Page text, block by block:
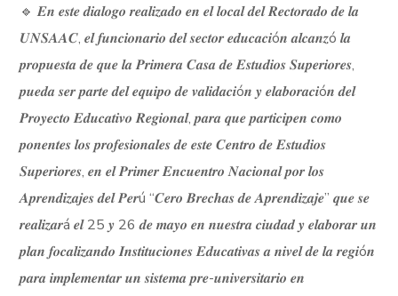
🔹 𝑬𝒏 𝒆𝒔𝒕𝒆 𝒅𝒊𝒂𝒍𝒐𝒈𝒐 𝒓𝒆𝒂𝒍𝒊𝒛𝒂𝒅𝒐 𝒆𝒏 𝒆𝒍 𝒍𝒐𝒄𝒂𝒍 𝒅𝒆𝒍 𝑹𝒆𝒄𝒕𝒐𝒓𝒂𝒅𝒐 𝒅𝒆 𝒍𝒂
𝑼𝑵𝑺𝑨𝑨𝑪, 𝒆𝒍 𝒇𝒖𝒏𝒄𝒊𝒐𝒏𝒂𝒓𝒊𝒐 𝒅𝒆𝒍 𝒔𝒆𝒄𝒕𝒐𝒓 𝒆𝒅𝒖𝒄𝒂𝒄𝒊ó𝒏 𝒂𝒍𝒄𝒂𝒏𝒛ó 𝒍𝒂
𝒑𝒓𝒐𝒑𝒖𝒆𝒔𝒕𝒂 𝒅𝒆 𝒒𝒖𝒆 𝒍𝒂 𝑷𝒓𝒊𝒎𝒆𝒓𝒂 𝑪𝒂𝒔𝒂 𝒅𝒆 𝑬𝒔𝒕𝒖𝒅𝒊𝒐𝒔 𝑺𝒖𝒑𝒆𝒓𝒊𝒐𝒓𝒆𝒔,
𝒑𝒖𝒆𝒅𝒂 𝒔𝒆𝒓 𝒑𝒂𝒓𝒕𝒆 𝒅𝒆𝒍 𝒆𝒒𝒖𝒊𝒑𝒐 𝒅𝒆 𝒗𝒂𝒍𝒊𝒅𝒂𝒄𝒊ó𝒏 𝒚 𝒆𝒍𝒂𝒃𝒐𝒓𝒂𝒄𝒊ó𝒏 𝒅𝒆𝒍
𝑷𝒓𝒐𝒚𝒆𝒄𝒕𝒐 𝑬𝒅𝒖𝒄𝒂𝒕𝒊𝒗𝒐 𝑹𝒆𝒈𝒊𝒐𝒏𝒂𝒍, 𝒑𝒂𝒓𝒂 𝒒𝒖𝒆 𝒑𝒂𝒓𝒕𝒊𝒄𝒊𝒑𝒆𝒏 𝒄𝒐𝒎𝒐
𝒑𝒐𝒏𝒆𝒏𝒕𝒆𝒔 𝒍𝒐𝒔 𝒑𝒓𝒐𝒇𝒆𝒔𝒊𝒐𝒏𝒂𝒍𝒆𝒔 𝒅𝒆 𝒆𝒔𝒕𝒆 𝑪𝒆𝒏𝒕𝒓𝒐 𝒅𝒆 𝑬𝒔𝒕𝒖𝒅𝒊𝒐𝒔
𝑺𝒖𝒑𝒆𝒓𝒊𝒐𝒓𝒆𝒔, 𝒆𝒏 𝒆𝒍 𝑷𝒓𝒊𝒎𝒆𝒓 𝑬𝒏𝒄𝒖𝒆𝒏𝒕𝒓𝒐 𝑵𝒂𝒄𝒊𝒐𝒏𝒂𝒍 𝒑𝒐𝒓 𝒍𝒐𝒔
𝑨𝒑𝒓𝒆𝒏𝒅𝒊𝒛𝒂𝒋𝒆𝒔 𝒅𝒆𝒍 𝑷𝒆𝒓ú “𝑪𝒆𝒓𝒐 𝑩𝒓𝒆𝒄𝒉𝒂𝒔 𝒅𝒆 𝑨𝒑𝒓𝒆𝒏𝒅𝒊𝒛𝒂𝒋𝒆” 𝒒𝒖𝒆 𝒔𝒆
𝒓𝒆𝒂𝒍𝒊𝒛𝒂𝒓á 𝒆𝒍 25 𝒚 26 𝒅𝒆 𝒎𝒂𝒚𝒐 𝒆𝒏 𝒏𝒖𝒆𝒔𝒕𝒓𝒂 𝒄𝒊𝒖𝒅𝒂𝒅 𝒚 𝒆𝒍𝒂𝒃𝒐𝒓𝒂𝒓 𝒖𝒏
𝒑𝒍𝒂𝒏 𝒇𝒐𝒄𝒂𝒍𝒊𝒛𝒂𝒏𝒅𝒐 𝑰𝒏𝒔𝒕𝒊𝒕𝒖𝒄𝒊𝒐𝒏𝒆𝒔 𝑬𝒅𝒖𝒄𝒂𝒕𝒊𝒗𝒂𝒔 𝒂 𝒏𝒊𝒗𝒆𝒍 𝒅𝒆 𝒍𝒂 𝒓𝒆𝒈𝒊ó𝒏
𝒑𝒂𝒓𝒂 𝒊𝒎𝒑𝒍𝒆𝒎𝒆𝒏𝒕𝒂𝒓 𝒖𝒏 𝒔𝒊𝒔𝒕𝒆𝒎𝒂 𝒑𝒓𝒆-𝒖𝒏𝒊𝒗𝒆𝒓𝒔𝒊𝒕𝒂𝒓𝒊𝒐 𝒆𝒏